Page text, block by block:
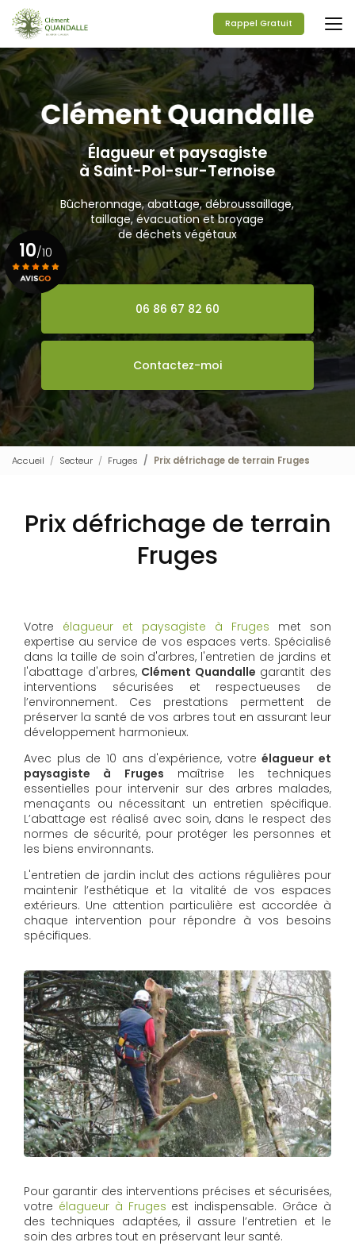
Aller
au
contenu
principal
Rappel Gratuit
Élagueur et paysagiste
à Saint-Pol-sur-Ternoise
Bûcheronnage, abattage, débroussaillage,
taillage, évacuation et broyage
de déchets végétaux
06 86 67 82 60
Contactez-moi
10/10
Voir le certificat
Accueil Secteur Fruges Prix défrichage de terrain Fruges
Prix défrichage de terrain
Fruges
Votre élagueur et paysagiste à Fruges met son
expertise au service de vos espaces verts. Spécialisé
dans la taille de soin d'arbres, l'entretien de jardins et
l'abattage d'arbres, Clément Quandalle garantit des
interventions sécurisées et respectueuses de
l’environnement. Ces prestations permettent de
préserver la santé de vos arbres tout en assurant leur
développement harmonieux.
Avec plus de 10 ans d'expérience, votreélagueur et
paysagiste à Fruges maîtrise les techniques
essentielles pour intervenir sur des arbres malades,
menaçants ou nécessitant un entretien spécifique.
L’abattage est réalisé avec soin, dans le respect des
normes de sécurité, pour protéger les personnes et
les biens environnants.
L'entretien de jardin inclut des actions régulières pour
maintenir l’esthétique et la vitalité de vos espaces
extérieurs. Une attention particulière est accordée à
chaque intervention pour répondre à vos besoins
spécifiques.
Pour garantir des interventions précises et sécurisées,
votre élagueur à Fruges est indispensable. Grâce à
des techniques adaptées, il assure l’entretien et le
soin des arbres tout en préservant leur santé.